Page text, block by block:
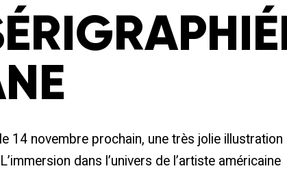
14 novembre prochain, une très jolie illustration
dans l’univers de l’artiste américaine